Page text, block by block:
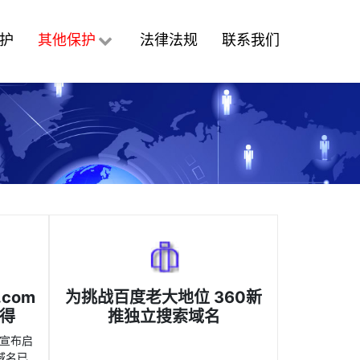
其他保护 法律法规 联系我们
布启
名已
为挑战百度老大地位 360新
推独立搜索域名